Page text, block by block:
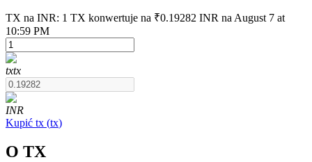
Kontrakty terminowe na USDT
TX na INR: 1 TX konwertuje na ₹0.19282 INR na August 7 at
10:59 PM
txtx
INR
Kupić tx (tx)
O TX